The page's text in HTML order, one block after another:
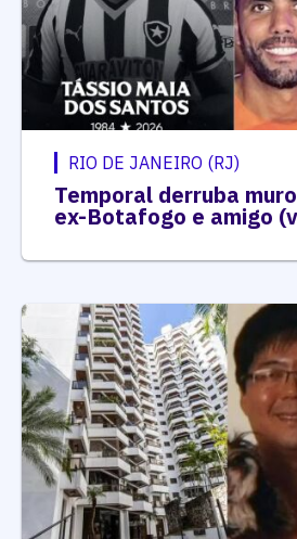
RIO DE JANEIRO (RJ)
Temporal derruba
ex-Botafogo e amigo